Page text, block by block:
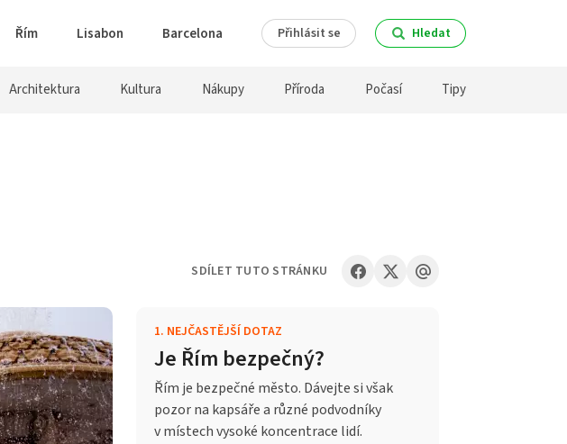
Řím Lisabon Barcelona Přihlásit se Hledat
Architektura Kultura Nákupy Příroda Počasí Tipy
1. NEJČASTĚJŠÍ DOTAZ
Je Řím bezpečný?
Řím je bezpečné město. Dávejte si však
pozor na kapsáře a různé podvodníky
v místech vysoké koncentrace lidí.
SDÍLET TUTO STRÁNKU